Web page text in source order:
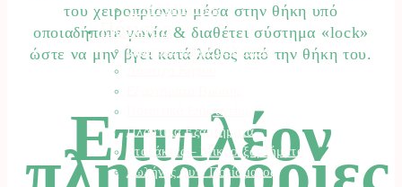
του χειροπρίονου μέσα στην θήκη υπό
οποιαδήποτε γωνία & διαθέτει σύστημα «lock»
ώστε να μην βγει κατά λάθος από την θήκη του.
Επιπλέον
Stihl Collection
Πότισμα
Προγραμματιστές Κήπου
Ποτιστικά Επιφανείας
Πλαστικά Εξαρτήματα
Σταλάκτες – Μικροεξαρτήματα
Σωλήνες Αυτ. Ποτίσματος